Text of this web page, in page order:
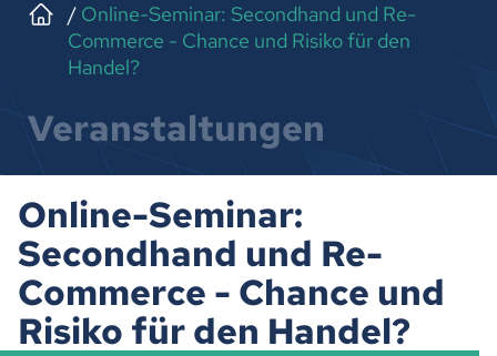
Online-Seminar: Secondhand und Re-
Commerce - Chance und Risiko für den
Handel?
Veranstaltungen
Online-Seminar:
Secondhand und Re-
Commerce - Chance und
Risiko für den Handel?